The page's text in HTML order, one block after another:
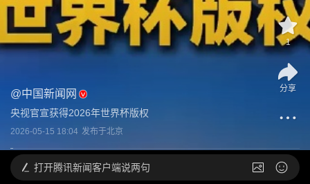
@中国新闻网
央视官宣获得2026年世界杯版权
2026-05-15 18:04 发布于北京
1
分享
打开腾讯新闻客户端说两句